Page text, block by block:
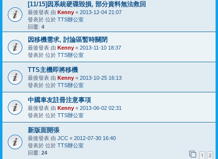
[11/15]因系統硬碟毀損, 部分資料無法救回
最後發表 由 Kenny « 2013-12-04 21:07
發表於 位於 TTS辦公室
回覆: 4
因移機需求, 討論區暫時關閉
最後發表 由 Kenny « 2013-11-10 18:37
發表於 位於 TTS辦公室
TTS主機即將移機
最後發表 由 Kenny « 2013-10-25 16:13
發表於 位於 TTS辦公室
中國車友註冊注意事項
最後發表 由 Kenny « 2013-06-02 02:31
發表於 位於 TTS辦公室
新版面開張
最後發表 由 JCC « 2012-07-30 16:40
發表於 位於 TTS辦公室
回覆: 24 1 2